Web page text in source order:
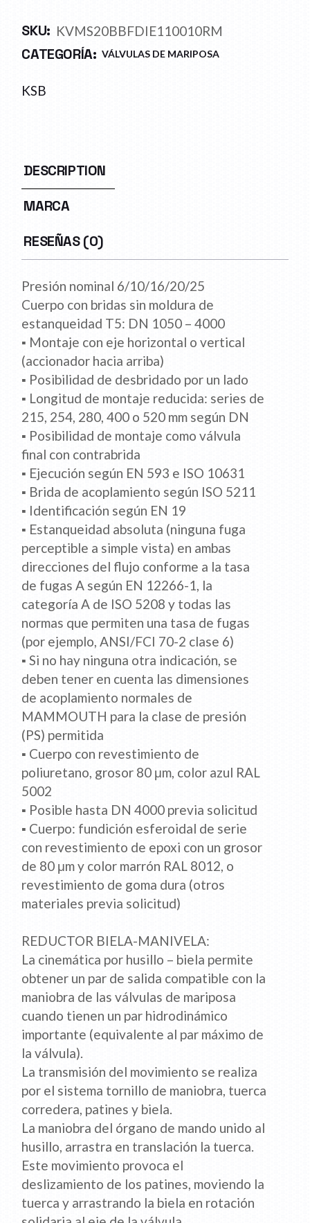
SKU: KVMS20BBFDIE110010RM
CATEGORÍA: VÁLVULAS DE MARIPOSA
KSB
DESCRIPTION
MARCA
RESEÑAS (0)
Presión nominal 6/10/16/20/25
Cuerpo con bridas sin moldura de
estanqueidad T5: DN 1050 – 4000
▪ Montaje con eje horizontal o vertical
(accionador hacia arriba)
▪ Posibilidad de desbridado por un lado
▪ Longitud de montaje reducida: series de
215, 254, 280, 400 o 520 mm según DN
▪ Posibilidad de montaje como válvula
final con contrabrida
▪ Ejecución según EN 593 e ISO 10631
▪ Brida de acoplamiento según ISO 5211
▪ Identificación según EN 19
▪ Estanqueidad absoluta (ninguna fuga
perceptible a simple vista) en ambas
direcciones del flujo conforme a la tasa
de fugas A según EN 12266-1, la
categoría A de ISO 5208 y todas las
normas que permiten una tasa de fugas
(por ejemplo, ANSI/FCI 70-2 clase 6)
▪ Si no hay ninguna otra indicación, se
deben tener en cuenta las dimensiones
de acoplamiento normales de
MAMMOUTH para la clase de presión
(PS) permitida
▪ Cuerpo con revestimiento de
poliuretano, grosor 80 μm, color azul RAL
5002
▪ Posible hasta DN 4000 previa solicitud
▪ Cuerpo: fundición esferoidal de serie
con revestimiento de epoxi con un grosor
de 80 μm y color marrón RAL 8012, o
revestimiento de goma dura (otros
materiales previa solicitud)
REDUCTOR BIELA-MANIVELA:
La cinemática por husillo – biela permite
obtener un par de salida compatible con la
maniobra de las válvulas de mariposa
cuando tienen un par hidrodinámico
importante (equivalente al par máximo de
la válvula).
La transmisión del movimiento se realiza
por el sistema tornillo de maniobra, tuerca
corredera, patines y biela.
La maniobra del órgano de mando unido al
husillo, arrastra en translación la tuerca.
Este movimiento provoca el
deslizamiento de los patines, moviendo la
tuerca y arrastrando la biela en rotación